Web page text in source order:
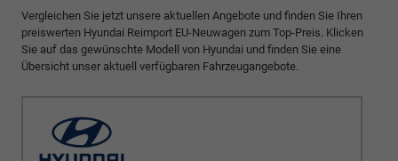
Vergleichen Sie jetzt unsere aktuellen Angebote und finden Sie Ihren
preiswerten Hyundai Reimport EU-Neuwagen zum Top-Preis. Klicken
Sie auf das gewünschte Modell von Hyundai und finden Sie eine
Übersicht unser aktuell verfügbaren Fahrzeugangebote.